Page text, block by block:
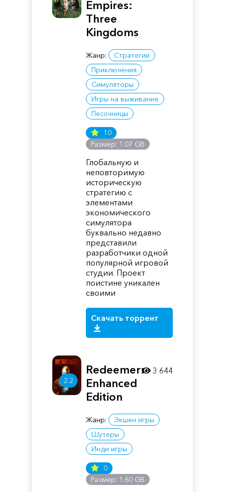
Empires:
Three
Kingdoms
Жанр:
Стратегии
Приключения
Симуляторы
Игры на выживание
Песочницы
10
Размер: 1.07 GB
Глобальную и
неповторимую
историческую
стратегию с
элементами
экономического
симулятора
буквально недавно
представили
разработчики одной
популярной игровой
студии. Проект
поистине уникален
своими
Скачать торрент
2.2
Redeemer:
Enhanced
Edition
Жанр:
Экшен игры
Шутеры
Инди игры
0
Размер: 1.60 GB
3 644